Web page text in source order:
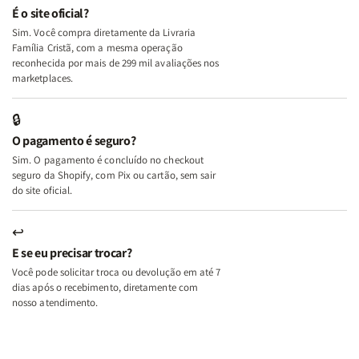
e
Deus
+
A
Mulher
Lar
+
A
Lar
É o site oficial?
Sim. Você compra diretamente da Livraria
Família Cristã, com a mesma operação
reconhecida por mais de 299 mil avaliações nos
marketplaces.
🔒
O pagamento é seguro?
Sim. O pagamento é concluído no checkout
seguro da Shopify, com Pix ou cartão, sem sair
do site oficial.
↩
E se eu precisar trocar?
Você pode solicitar troca ou devolução em até 7
dias após o recebimento, diretamente com
nosso atendimento.